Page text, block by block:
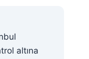
altına